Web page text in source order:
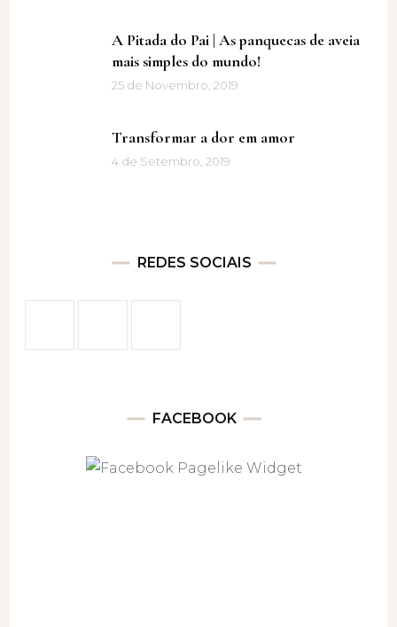
A Pitada do Pai | As panquecas de aveia
mais simples do mundo!
25 de Novembro, 2019
Transformar a dor em amor
4 de Setembro, 2019
REDES SOCIAIS
FACEBOOK